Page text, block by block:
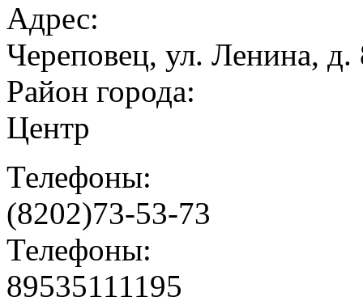
Адрес:
Череповец, ул. Ленина,
Район города:
Центр
Телефоны:
(8202)73-53-73
Телефоны:
89535111195